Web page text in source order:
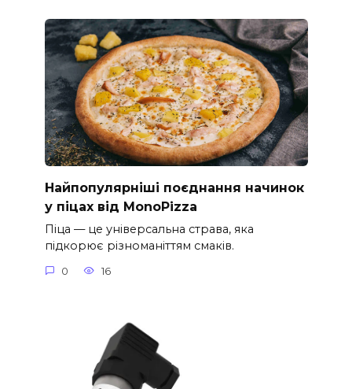
Найпопулярніші поєднання начинок
у піцах від MonoPizza
Піца — це універсальна страва, яка
підкорює різноманіттям смаків.
0 16